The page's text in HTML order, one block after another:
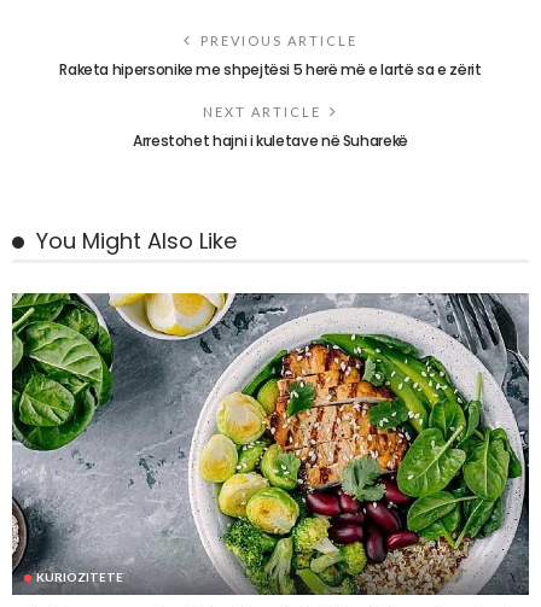
PREVIOUS ARTICLE
Raketa hipersonike me shpejtësi 5 herë më e lartë sa e zërit
NEXT ARTICLE
Arrestohet hajni i kuletave në Suharekë
You Might Also Like
KURIOZITETE